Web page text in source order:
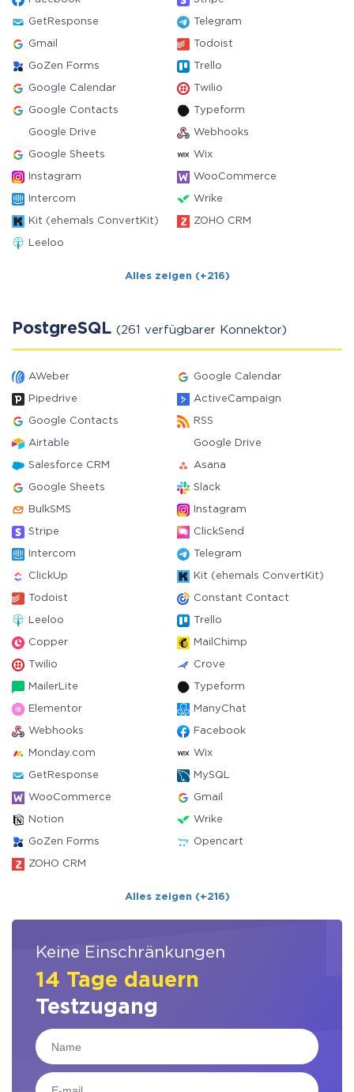
GetResponse Telegram
Gmail Todoist
GoZen Forms Trello
Google Calendar Twilio
Google Contacts Typeform
Google Drive Webhooks
Google Sheets Wix
Instagram WooCommerce
Intercom Wrike
Kit (ehemals ConvertKit) ZOHO CRM
Leeloo
Alles zeigen (+216)
PostgreSQL (261 verfügbarer Konnektor)
AWeber Google Calendar
Pipedrive ActiveCampaign
Google Contacts RSS
Airtable Google Drive
Salesforce CRM Asana
Google Sheets Slack
BulkSMS Instagram
Stripe ClickSend
Intercom Telegram
ClickUp Kit (ehemals ConvertKit)
Todoist Constant Contact
Leeloo Trello
Copper MailChimp
Twilio Crove
MailerLite Typeform
Elementor ManyChat
Webhooks Facebook
Monday.com Wix
GetResponse MySQL
WooCommerce Gmail
Notion Wrike
GoZen Forms Opencart
ZOHO CRM
Alles zeigen (+216)
Keine Einschränkungen
14 Tage dauern
Testzugang